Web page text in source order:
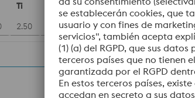
Ti B
Fe
2.50 1.40 ≤ 0,02 ≤ 1,50
BW100_Special